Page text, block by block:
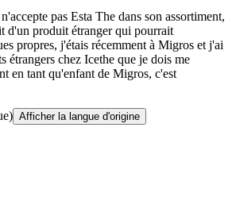
pas Esta The dans son assortiment,
d'un produit étranger qui pourrait
propres, j'étais récemment à Migros et j'ai
étrangers chez Icethe que je dois me
en tant qu'enfant de Migros, c'est
Afficher la langue d'origine